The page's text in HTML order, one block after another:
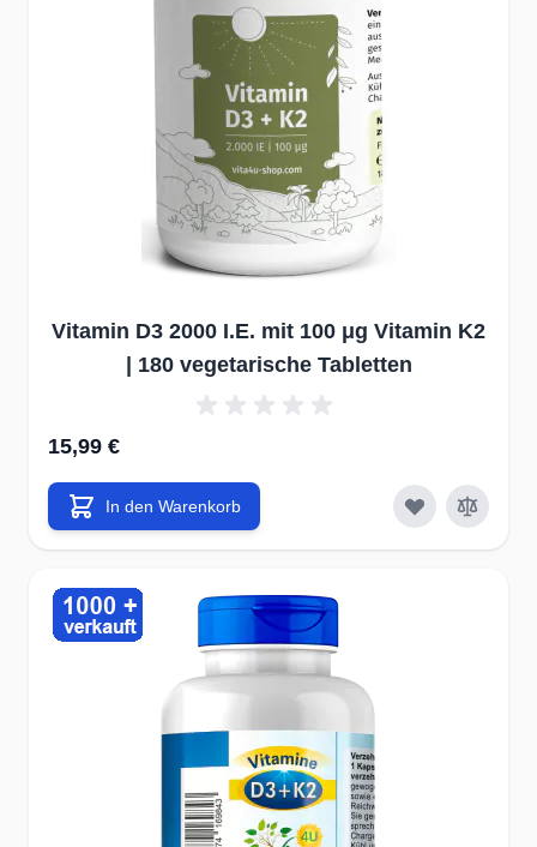
Vitamin D3 2000 I.E. mit 100 μg Vitamin K2
| 180 vegetarische Tabletten
15,99 €
In den Warenkorb